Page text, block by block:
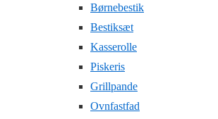
Børnebestik
Bestiksæt
Kasserolle
Piskeris
Grillpande
Ovnfastfad